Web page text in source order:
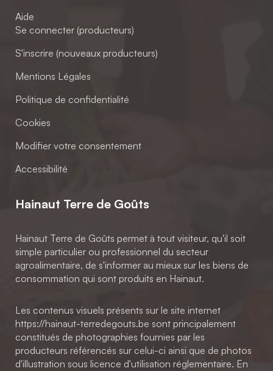
Aide
Se connecter (producteurs)
S'inscrire (nouveaux producteurs)
Mentions Légales
Politique de confidentialité
Cookies
Modifier votre consentement
Accessibilité
Hainaut Terre de Goûts
Hainaut Terre de Goûts permet à tout visiteur, qu'il soit
simple particulier ou professionnel du secteur
agroalimentaire, de s'informer au mieux sur les biens de
consommation qui sont produits en Hainaut.
Les contenus visuels présents sur le site internet
https://hainaut-terredegouts.be sont principalement
constitués de photographies fournies par les
producteurs référencés sur celui-ci ainsi que de photos
d'illustration sous licence d'utilisation réglementaire. En